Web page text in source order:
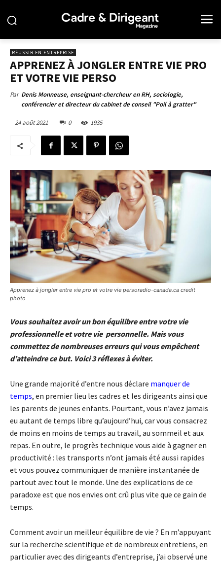
RÉUSSIR EN ENTREPRISE
APPRENEZ À JONGLER ENTRE VIE PRO
ET VOTRE VIE PERSO
Par Denis Monneuse, enseignant-chercheur en RH, sociologie,
conférencier et directeur du cabinet de conseil "Poil à gratter"
24 août 2021 0 1935
Apprenez à jongler entre vie pro et votre vie persoradio-canada.ca credit
photo
Vous souhaitez avoir un bon équilibre entre votre vie
professionnelle et votre vie personnelle. Mais vous
commettez de nombreuses erreurs qui vous empêchent
d’atteindre ce but. Voici 3 réflexes à éviter.
Une grande majorité d’entre nous déclare manquer de
temps, en premier lieu les cadres et les dirigeants ainsi que
les parents de jeunes enfants. Pourtant, vous n’avez jamais
eu autant de temps libre qu’aujourd’hui, car vous consacrez
de moins en moins de temps au travail, au sommeil et aux
repas. En outre, le progrès technique vous aide à gagner en
productivité : les transports n’ont jamais été aussi rapides
et vous pouvez communiquer de manière instantanée de
partout avec tout le monde. Une des explications de ce
paradoxe est que nos envies ont crû plus vite que ce gain de
temps.
Comment avoir un meilleur équilibre de vie ? En m’appuyant
sur la recherche scientifique et de nombreux entretiens, en
particulier avec des dirigeants d’entreprise, j’ai observé une